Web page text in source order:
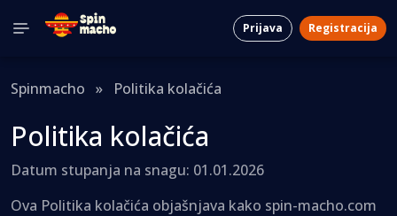
Prijava Registracija
Spinmacho » Politika kolačića
Politika kolačića
Datum stupanja na snagu: 01.01.2026
Ova Politika kolačića objašnjava kako spin-macho.com